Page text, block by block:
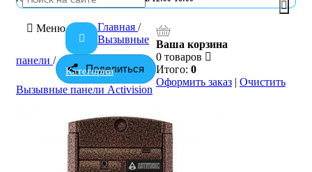
Меню
Категории
Ваша корзина
0 товаров
Итого: 0
Оформить заказ | Очистить
Поделиться
Главная /
Вызывные
панели /
Вызывные панели Activision